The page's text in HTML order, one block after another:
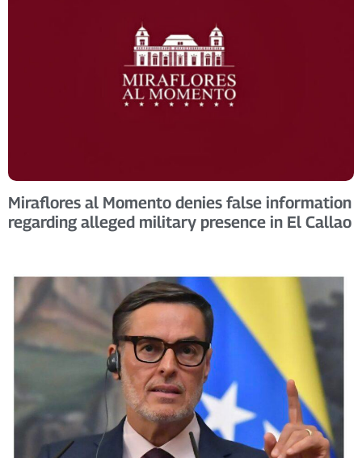
Miraflores al Momento denies false information
regarding alleged military presence in El Callao